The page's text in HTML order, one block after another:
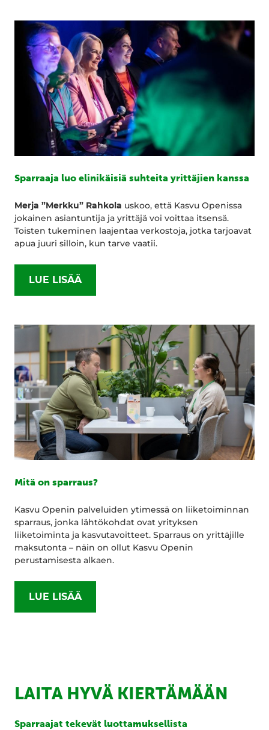
Sparraaja luo elinikäisiä suhteita yrittäjien kanssa
Merja ”Merkku” Rahkola uskoo, että Kasvu Openissa
jokainen asiantuntija ja yrittäjä voi voittaa itsensä.
Toisten tukeminen laajentaa verkostoja, jotka tarjoavat
apua juuri silloin, kun tarve vaatii.
LUE LISÄÄ
Mitä on sparraus?
Kasvu Openin palveluiden ytimessä on liiketoiminnan
sparraus, jonka lähtökohdat ovat yrityksen
liiketoiminta ja kasvutavoitteet. Sparraus on yrittäjille
maksutonta – näin on ollut Kasvu Openin
perustamisesta alkaen.
LUE LISÄÄ
LAITA HYVÄ KIERTÄMÄÄN
Sparraajat tekevät luottamuksellista